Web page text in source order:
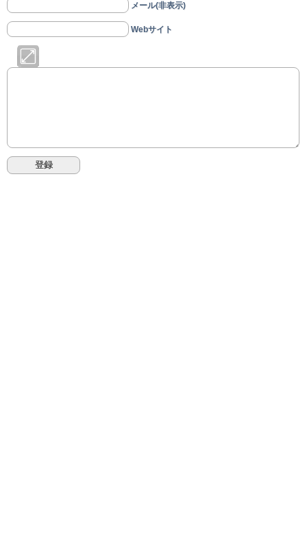
メール(非表示)
Webサイト